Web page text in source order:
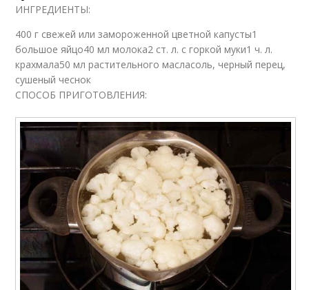
ИНГРЕДИЕНТЫ:
400 г свежей или замороженной цветной капусты1
большое яйцо40 мл молока2 ст. л. с горкой муки1 ч. л.
крахмала50 мл растительного масласоль, черный перец,
сушеный чеснок
СПОСОБ ПРИГОТОВЛЕНИЯ: